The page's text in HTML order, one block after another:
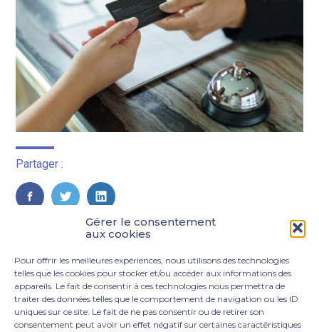
Gérer le consentement
aux cookies
Pour offrir les meilleures expériences, nous utilisons des technologies
telles que les cookies pour stocker et/ou accéder aux informations des
appareils. Le fait de consentir à ces technologies nous permettra de
traiter des données telles que le comportement de navigation ou les ID
uniques sur ce site. Le fait de ne pas consentir ou de retirer son
consentement peut avoir un effet négatif sur certaines caractéristiques
Partager :
FaceBook
TwitterLinkedIn